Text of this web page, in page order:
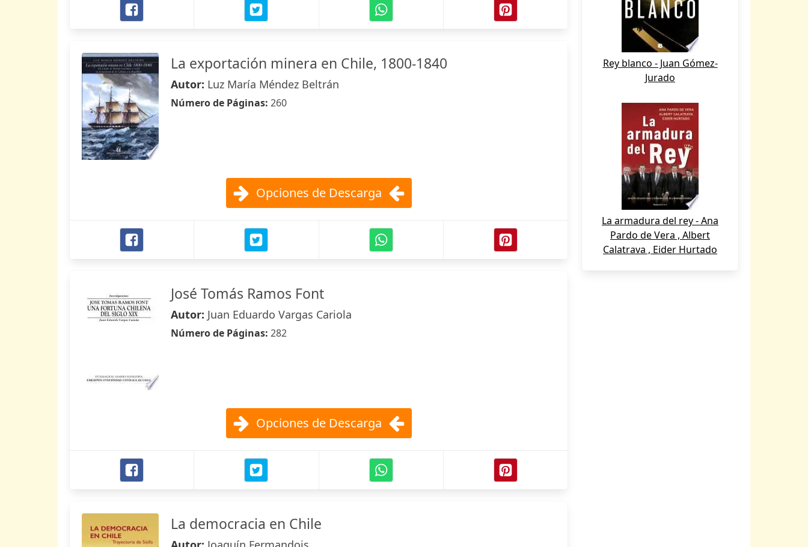
La exportación minera en Chile, 1800-1840
Autor: Luz María Méndez Beltrán
Número de Páginas: 260
Opciones de Descarga
José Tomás Ramos Font
Autor: Juan Eduardo Vargas Cariola
Número de Páginas: 282
Opciones de Descarga
La democracia en Chile
Rey blanco - Juan Gómez-
Jurado
La armadura del rey - Ana
Pardo de Vera , Albert
Calatrava , Eider Hurtado